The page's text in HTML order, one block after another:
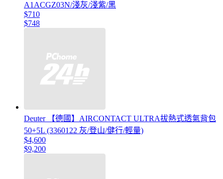
A1ACGZ03N/淺灰/淺紫/黑
$710
$748
Deuter 【德國】AIRCONTACT ULTRA拔熱式透氣背包
50+5L (3360122 灰/登山/健行/輕量)
$4,600
$9,200